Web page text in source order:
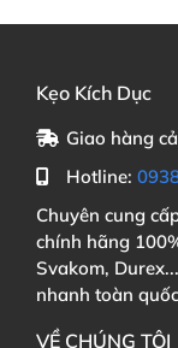
Kẹo Kích Dục
Giao hàng
Hotline:
Chuyên cung
chính hãng
Svakom,
nhanh toàn
VỀ CHÚNG TÔI